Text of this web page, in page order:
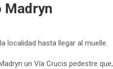
Madryn
localidad hasta llegar al muelle.
un Vía Crucis pedestre que,